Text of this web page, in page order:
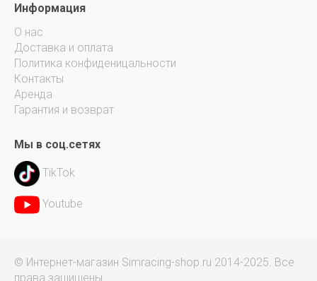
Информация
О нас
Доставка и оплата
Политика конфиденицальности
Контакты
Аренда
Гарантия и возврат
Мы в соц.сетях
TikTok
Youtube
© Интернет-магазин Simracing-shop.ru 2014-2025. Все
права защищены